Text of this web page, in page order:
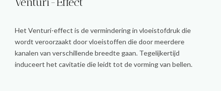
Het Venturi-effect is de vermindering in vloeistofdruk die
wordt veroorzaakt door vloeistoffen die door meerdere
kanalen van verschillende breedte gaan. Tegelijkertijd
induceert het cavitatie die leidt tot de vorming van bellen.